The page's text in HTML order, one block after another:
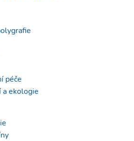
péče
ekologie